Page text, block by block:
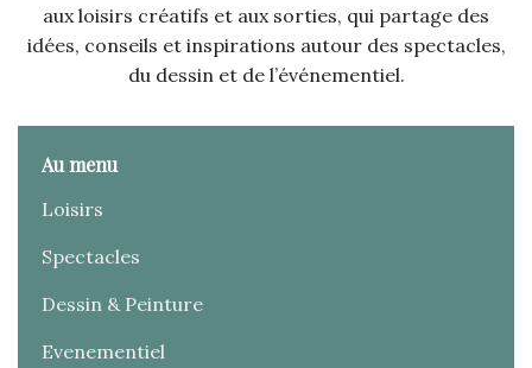
aux loisirs créatifs et aux sorties, qui partage des
idées, conseils et inspirations autour des spectacles,
du dessin et de l’événementiel.
Au menu
Loisirs
Spectacles
Dessin & Peinture
Evenementiel